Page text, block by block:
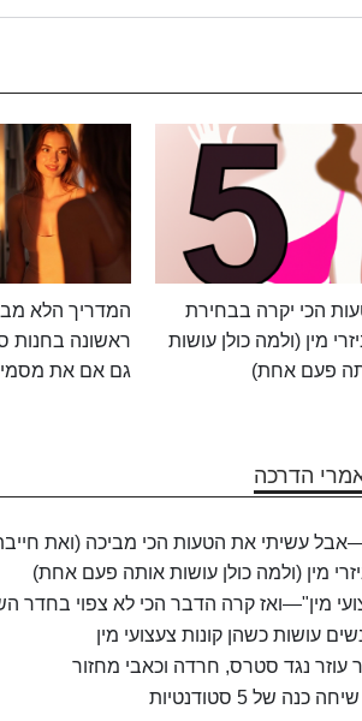
הכי יקרה בבחירת
מין (ולמה כולן עושות
פעם אחת)
המדריך הלא
ראשונה בחנות
גם אם את
עשיתי את הטעות הכי מביכה (ואת
מין (ולמה כולן עושות אותה פעם אחת)
מין"—ואז קרה הדבר הכי לא צפוי בחדר
עושות כשהן קונות צעצועי מין
עוזר נגד סטרס, חרדה וכאבי מחזור
של 5 סטודנטיות